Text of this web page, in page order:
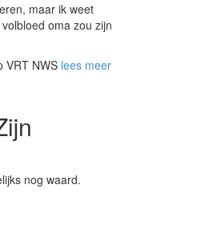
maar ik weet
oma zou zijn
VRT NWS lees meer
nog waard.